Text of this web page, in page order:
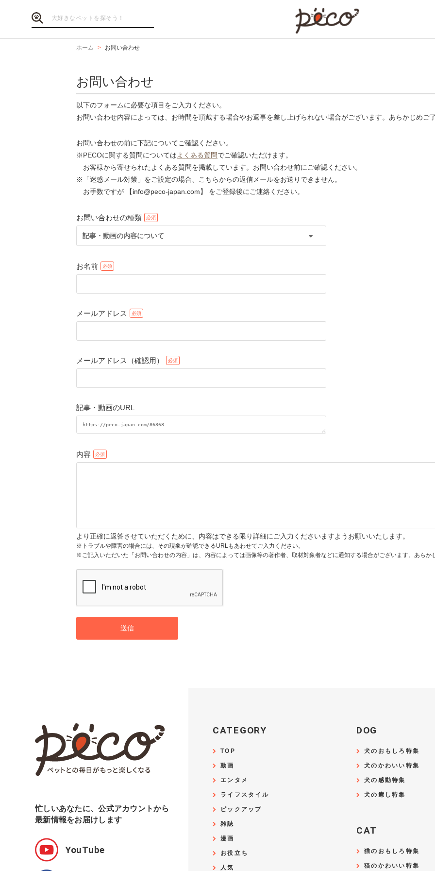
ホーム お問い合わせ
お問い合わせ
以下のフォームに必要な項目をご入力ください。
お問い合わせ内容によっては、お時間を頂戴する場合やお返事を差し上げられない場合がございます。あらかじめご
お問い合わせの前に下記についてご確認ください。
※PECOに関する質問についてはよくある質問でご確認いただけます。
お客様から寄せられたよくある質問を掲載しています。お問い合わせ前にご確認ください。
※「迷惑メール対策」をご設定の場合、こちらからの返信メールをお送りできません。
お手数ですが 【info@peco-japan.com】 をご登録後にご連絡ください。
お問い合わせの種類
記事・動画の内容について
お名前
メールアドレス
メールアドレス（確認用）
記事・動画のURL
内容
より正確に返答させていただくために、内容はできる限り詳細にご入力くださいますようお願いいたします。
※トラブルや障害の場合には、その現象が確認できるURLもあわせてご入力ください。
※ご記入いただいた「お問い合わせの内容」は、内容によっては画像等の著作者、取材対象者などに通知する場合がございます。あらか
送信
忙しいあなたに、公式アカウントから
最新情報をお届けします
YouTube
CATEGORY
TOP
動画
エンタメ
ライフスタイル
ピックアップ
雑誌
漫画
お役立ち
人気
DOG
犬のおもしろ特集
犬のかわいい特集
犬の感動特集
犬の癒し特集
CAT
猫のおもしろ特集
猫のかわいい特集